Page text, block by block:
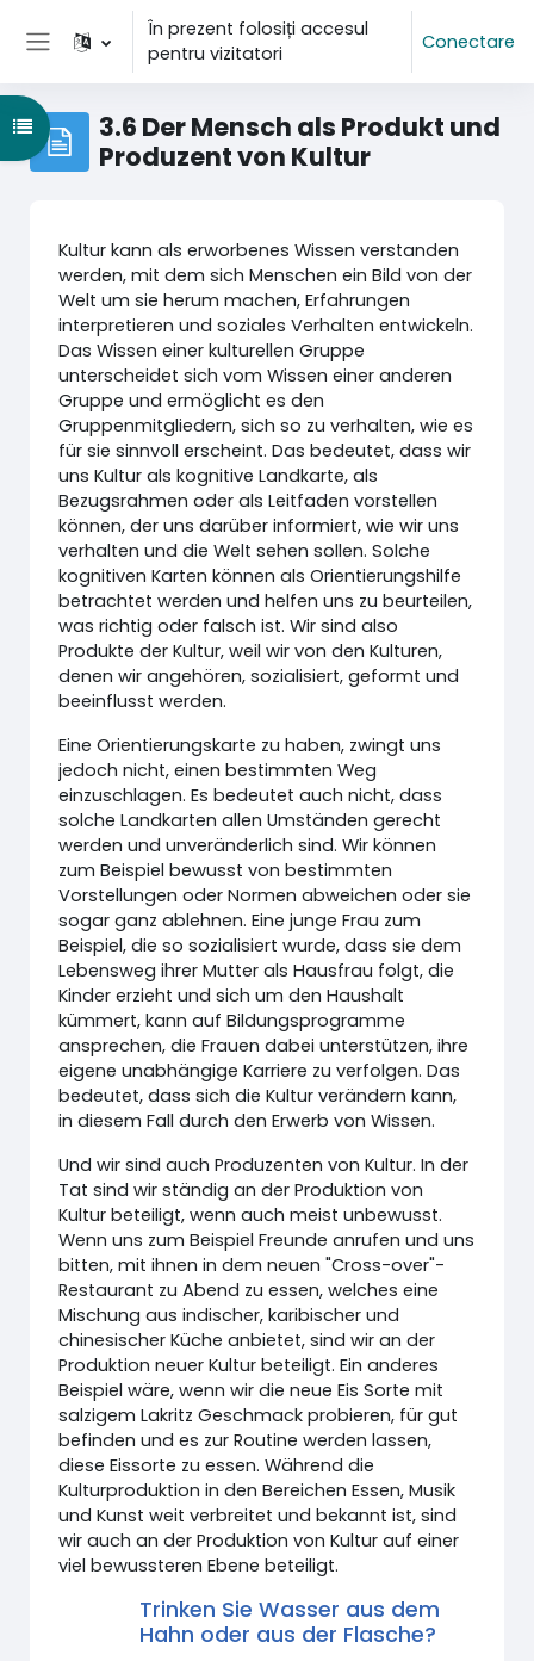
Sari la conţinutul principal
Panou lateral
În prezent folosiți accesul
pentru vizitatori
Conectare
3.6 Der Mensch als Produkt und
Produzent von Kultur
Deschide Indexul cursului
Kultur kann als erworbenes Wissen verstanden
werden, mit dem sich Menschen ein Bild von der
Welt um sie herum machen, Erfahrungen
interpretieren und soziales Verhalten entwickeln.
Das Wissen einer kulturellen Gruppe
unterscheidet sich vom Wissen einer anderen
Gruppe und ermöglicht es den
Gruppenmitgliedern, sich so zu verhalten, wie es
für sie sinnvoll erscheint. Das bedeutet, dass wir
uns Kultur als kognitive Landkarte, als
Bezugsrahmen oder als Leitfaden vorstellen
können, der uns darüber informiert, wie wir uns
verhalten und die Welt sehen sollen. Solche
kognitiven Karten können als Orientierungshilfe
betrachtet werden und helfen uns zu beurteilen,
was richtig oder falsch ist. Wir sind also
Produkte der Kultur, weil wir von den Kulturen,
denen wir angehören, sozialisiert, geformt und
beeinflusst werden.
Eine Orientierungskarte zu haben, zwingt uns
jedoch nicht, einen bestimmten Weg
einzuschlagen. Es bedeutet auch nicht, dass
solche Landkarten allen Umständen gerecht
werden und unveränderlich sind. Wir können
zum Beispiel bewusst von bestimmten
Vorstellungen oder Normen abweichen oder sie
sogar ganz ablehnen. Eine junge Frau zum
Beispiel, die so sozialisiert wurde, dass sie dem
Lebensweg ihrer Mutter als Hausfrau folgt, die
Kinder erzieht und sich um den Haushalt
kümmert, kann auf Bildungsprogramme
ansprechen, die Frauen dabei unterstützen, ihre
eigene unabhängige Karriere zu verfolgen. Das
bedeutet, dass sich die Kultur verändern kann,
in diesem Fall durch den Erwerb von Wissen.
Und wir sind auch Produzenten von Kultur. In der
Tat sind wir ständig an der Produktion von
Kultur beteiligt, wenn auch meist unbewusst.
Wenn uns zum Beispiel Freunde anrufen und uns
bitten, mit ihnen in dem neuen "Cross-over"-
Restaurant zu Abend zu essen, welches eine
Mischung aus indischer, karibischer und
chinesischer Küche anbietet, sind wir an der
Produktion neuer Kultur beteiligt. Ein anderes
Beispiel wäre, wenn wir die neue Eis Sorte mit
salzigem Lakritz Geschmack probieren, für gut
befinden und es zur Routine werden lassen,
diese Eissorte zu essen. Während die
Kulturproduktion in den Bereichen Essen, Musik
und Kunst weit verbreitet und bekannt ist, sind
wir auch an der Produktion von Kultur auf einer
viel bewussteren Ebene beteiligt.
Trinken Sie Wasser aus dem
Hahn oder aus der Flasche?